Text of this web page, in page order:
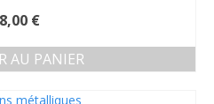
page
du
produit
€
AU PANIER